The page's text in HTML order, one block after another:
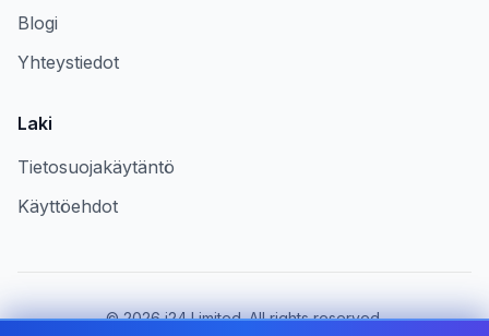
Blogi
Yhteystiedot
Laki
Tietosuojakäytäntö
Käyttöehdot
©2026i24 Limited. All rights reserved.